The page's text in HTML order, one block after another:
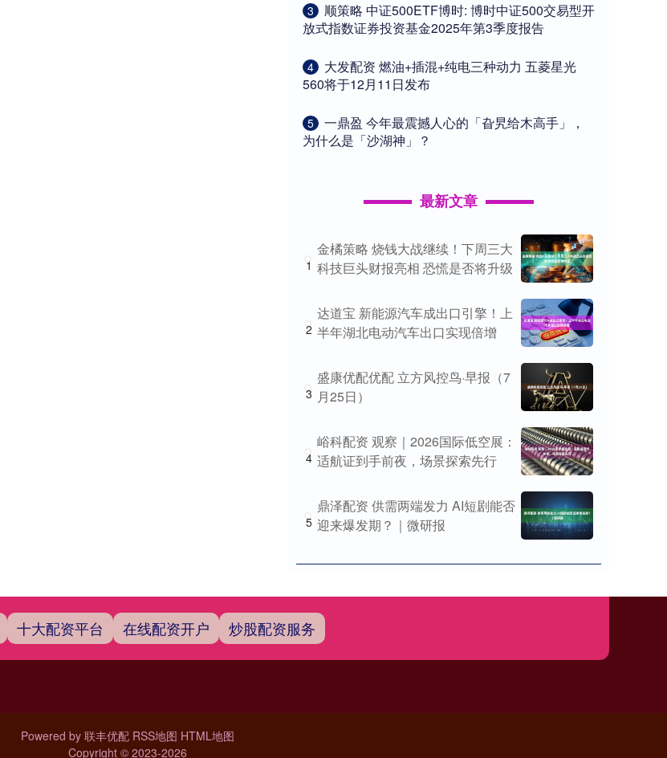
3
​顺策略 中证500ETF博时: 博时中证500交易型开
放式指数证券投资基金2025年第3季度报告
4
​大发配资 燃油+插混+纯电三种动力 五菱星光
560将于12月11日发布
5
​一鼎盈 今年最震撼人心的「旮旯给木高手」，
为什么是「沙湖神」？
最新文章
1
金橘策略 烧钱大战继续！下周三大
科技巨头财报亮相 恐慌是否将升级
2
达道宝 新能源汽车成出口引擎！上
半年湖北电动汽车出口实现倍增
3
盛康优配优配 立方风控鸟·早报（7
月25日）
4
峪科配资 观察｜2026国际低空展：
适航证到手前夜，场景探索先行
5
鼎泽配资 供需两端发力 AI短剧能否
迎来爆发期？｜微研报
十大配资平台 在线配资开户 炒股配资服务
Powered by 联丰优配 RSS地图 HTML地图
Copyright © 2023-2026